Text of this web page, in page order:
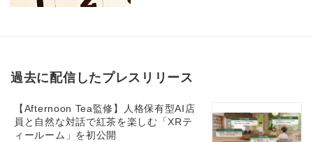
過去に配信したプレスリリース
【Afternoon Tea監修】人格保有型AI店
員と自然な対話で紅茶を楽しむ「XRテ
ィールーム」を初公開